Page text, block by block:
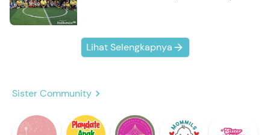
Lihat Selengkapnya
Sister Community